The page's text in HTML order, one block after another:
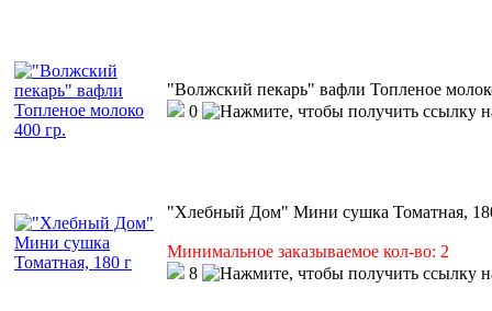
"Волжский пекарь" вафли Топленое
0
"Хлебный Дом" Мини сушка Томатная,
Минимальное заказываемое кол-во: 2
8